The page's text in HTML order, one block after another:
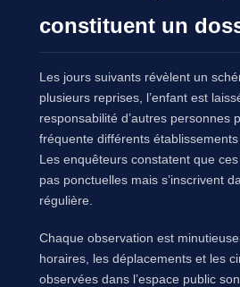
constituent un
Les jours suivants révèlent un
plusieurs reprises, l’enfant est
responsabilité d’autres personnes
fréquente différents
Les enquêteurs constatent que
pas ponctuelles mais s’inscrivent
régulière.
Chaque observation est
horaires, les déplacements et les
observées dans l’espace public